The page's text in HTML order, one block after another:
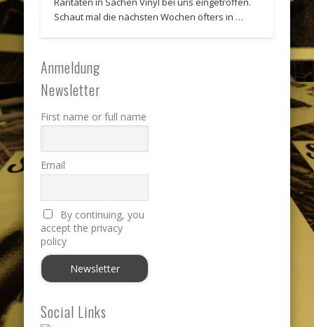
Schaut mal die nächsten Wochen öfters in …
Anmeldung
Newsletter
First name or full name
Email
By continuing, you
accept the privacy
policy
Social Links